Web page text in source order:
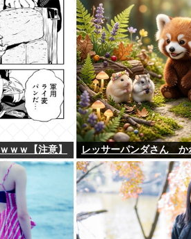
ｗｗ【注意】 レッサーパンダさん か